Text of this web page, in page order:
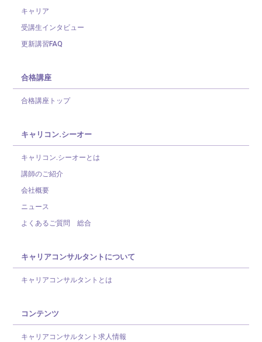
キャリア
受講生インタビュー
更新講習FAQ
合格講座
合格講座トップ
キャリコン.シーオー
キャリコン.シーオーとは
講師のご紹介
会社概要
ニュース
よくあるご質問 総合
キャリアコンサルタントについて
キャリアコンサルタントとは
コンテンツ
キャリアコンサルタント求人情報